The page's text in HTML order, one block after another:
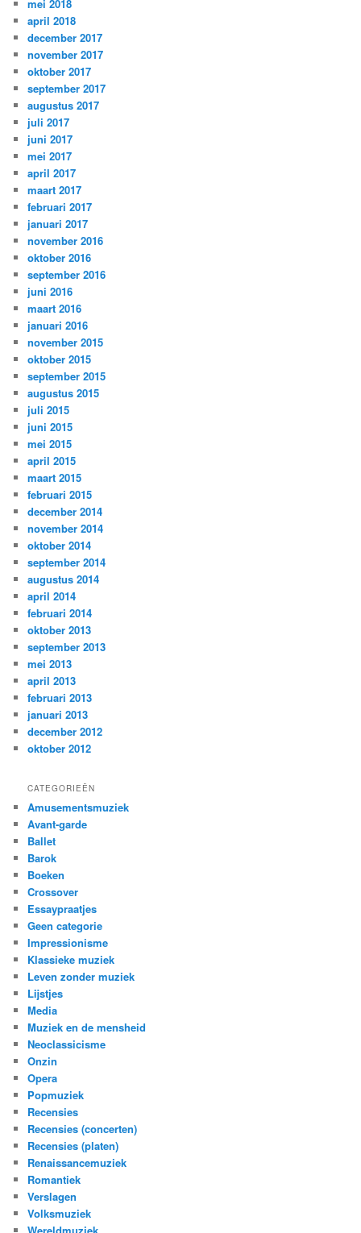
mei 2018
april 2018
december 2017
november 2017
oktober 2017
september 2017
augustus 2017
juli 2017
juni 2017
mei 2017
april 2017
maart 2017
februari 2017
januari 2017
november 2016
oktober 2016
september 2016
juni 2016
maart 2016
januari 2016
november 2015
oktober 2015
september 2015
augustus 2015
juli 2015
juni 2015
mei 2015
april 2015
maart 2015
februari 2015
december 2014
november 2014
oktober 2014
september 2014
augustus 2014
april 2014
februari 2014
oktober 2013
september 2013
mei 2013
april 2013
februari 2013
januari 2013
december 2012
oktober 2012
CATEGORIEËN
Amusementsmuziek
Avant-garde
Ballet
Barok
Boeken
Crossover
Essaypraatjes
Geen categorie
Impressionisme
Klassieke muziek
Leven zonder muziek
Lijstjes
Media
Muziek en de mensheid
Neoclassicisme
Onzin
Opera
Popmuziek
Recensies
Recensies (concerten)
Recensies (platen)
Renaissancemuziek
Romantiek
Verslagen
Volksmuziek